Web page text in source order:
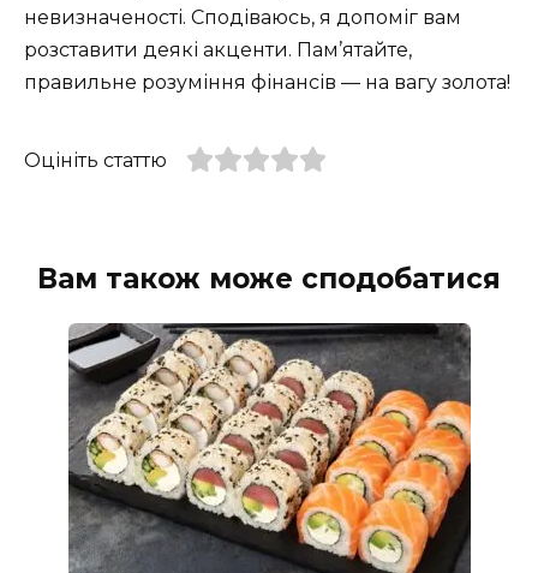
невизначеності. Сподіваюсь, я допоміг вам
розставити деякі акценти. Пам’ятайте,
правильне розуміння фінансів — на вагу золота!
Оцініть статтю
Вам також може сподобатися